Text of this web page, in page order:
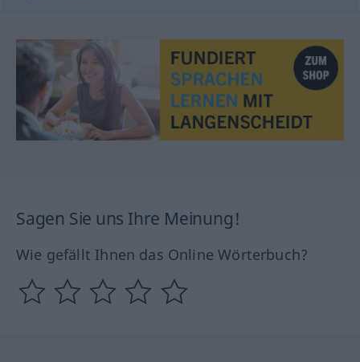
Sagen Sie uns Ihre Meinung!
Wie gefällt Ihnen das Online Wörterbuch?